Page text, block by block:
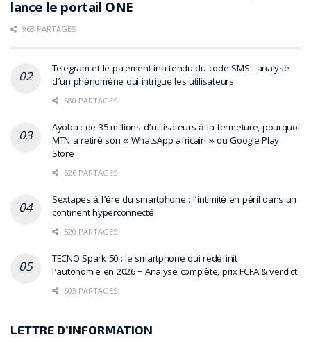
lance le portail ONE
963 PARTAGES
Telegram et le paiement inattendu du code SMS : analyse
d’un phénomène qui intrigue les utilisateurs
680 PARTAGES
Ayoba : de 35 millions d’utilisateurs à la fermeture, pourquoi
MTN a retiré son « WhatsApp africain » du Google Play
Store
626 PARTAGES
Sextapes à l’ère du smartphone : l’intimité en péril dans un
continent hyperconnecté
520 PARTAGES
TECNO Spark 50 : le smartphone qui redéfinit
l’autonomie en 2026 – Analyse complète, prix FCFA & verdict
503 PARTAGES
LETTRE D’INFORMATION